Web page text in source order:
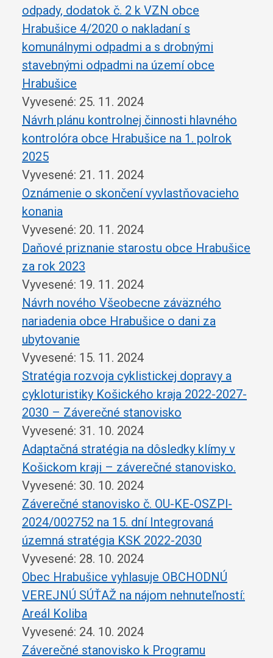
odpady, dodatok č. 2 k VZN obce
Hrabušice 4/2020 o nakladaní s
komunálnymi odpadmi a s drobnými
stavebnými odpadmi na území obce
Hrabušice
Vyvesené: 25. 11. 2024
Návrh plánu kontrolnej činnosti hlavného
kontrolóra obce Hrabušice na 1. polrok
2025
Vyvesené: 21. 11. 2024
Oznámenie o skončení vyvlastňovacieho
konania
Vyvesené: 20. 11. 2024
Daňové priznanie starostu obce Hrabušice
za rok 2023
Vyvesené: 19. 11. 2024
Návrh nového Všeobecne záväzného
nariadenia obce Hrabušice o dani za
ubytovanie
Vyvesené: 15. 11. 2024
Stratégia rozvoja cyklistickej dopravy a
cykloturistiky Košického kraja 2022-2027-
2030 – Záverečné stanovisko
Vyvesené: 31. 10. 2024
Adaptačná stratégia na dôsledky klímy v
Košickom kraji – záverečné stanovisko.
Vyvesené: 30. 10. 2024
Záverečné stanovisko č. OU-KE-OSZPl-
2024/002752 na 15. dní Integrovaná
územná stratégia KSK 2022-2030
Vyvesené: 28. 10. 2024
Obec Hrabušice vyhlasuje OBCHODNÚ
VEREJNÚ SÚŤAŽ na nájom nehnuteľností:
Areál Koliba
Vyvesené: 24. 10. 2024
Záverečné stanovisko k Programu